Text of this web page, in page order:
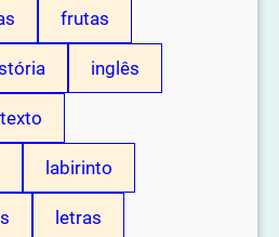
frutas
inglês
labirinto
letras